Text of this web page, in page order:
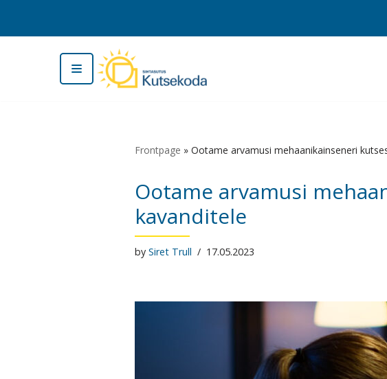
Skip
Frontpage » Ootame arvamusi mehaanikainseneri
Ootame arvamusi
kavanditele
by Siret Trull 17.05.2023